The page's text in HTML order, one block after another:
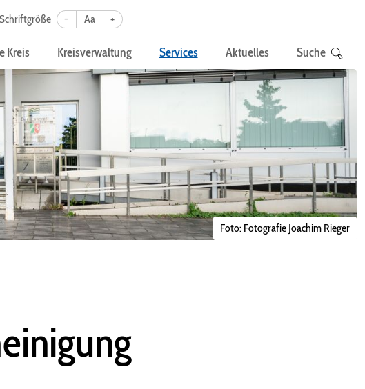
Schriftgröße - Aa +
Kreis Kreisverwaltung Services Aktuelles Suche
Foto: Fotografie Joachim Rieger